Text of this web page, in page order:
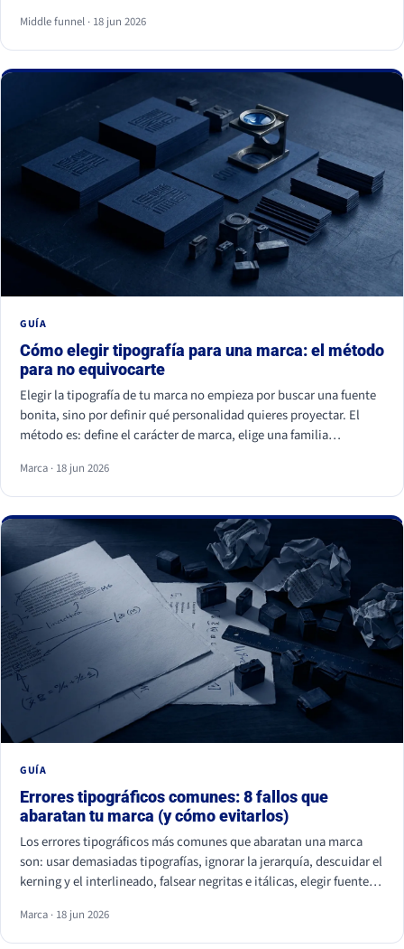
lead (MQL a SQL). Las impresiones, los likes y los seguidores no
cuentan: son volumen, no preferencia.
Middle funnel · 18 jun 2026
GUÍA
Cómo elegir tipografía para una marca: el método
para no equivocarte
Elegir la tipografía de tu marca no empieza por buscar una fuente
bonita, sino por definir qué personalidad quieres proyectar. El
método es: define el carácter de marca, elige una familia
legibilidad en todos tus soportes, comprueba la licencia
comercial y asegúrate de ser distinto a tu competencia. La fuente
es lo último; la estrategia es lo primero.
Marca · 18 jun 2026
GUÍA
Errores tipográficos comunes: 8 fallos que
abaratan tu marca (y cómo evitarlos)
Los errores tipográficos más comunes que abaratan una marca
son: usar demasiadas tipografías, ignorar la jerarquía, descuidar el
kerning y el interlineado, falsear negritas e itálicas, elegir fuentes
licencia y ser idéntico a la competencia. Casi ninguno se nota de
uno en uno, pero juntos hacen que tu marca parezca improvisada.
Marca · 18 jun 2026